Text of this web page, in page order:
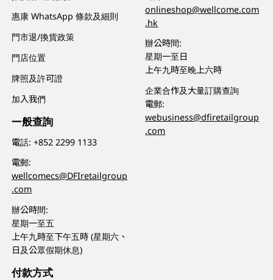
惠康 WhatsApp 條款及細則
門市退/換貨政策
門店位置
牌照及許可證
加入我們
一般查詢
電話:+852 2299 1133
電郵:
wellcomecs@DFIretailgroup
.com
辦公時間:
星期一至五
上午九時至下午五時 (星期六、
日及公眾假期休息)
onlineshop@wellcome.com
.hk
辦公時間:
星期一至日
上午九時至晚上六時
企業合作及大量訂購查詢
電郵:
webusiness@dfiretailgroup
.com
付款方式